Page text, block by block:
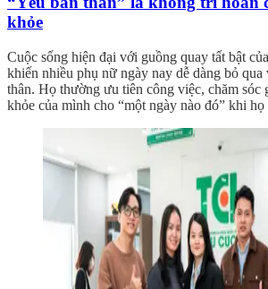
khỏe
Cuộc sống hiện đại với guồng quay tất bật
khiến nhiều phụ nữ ngày nay dễ dàng bỏ qua
thân. Họ thường ưu tiên công việc, chăm sóc
khỏe của mình cho “một ngày nào đó” khi